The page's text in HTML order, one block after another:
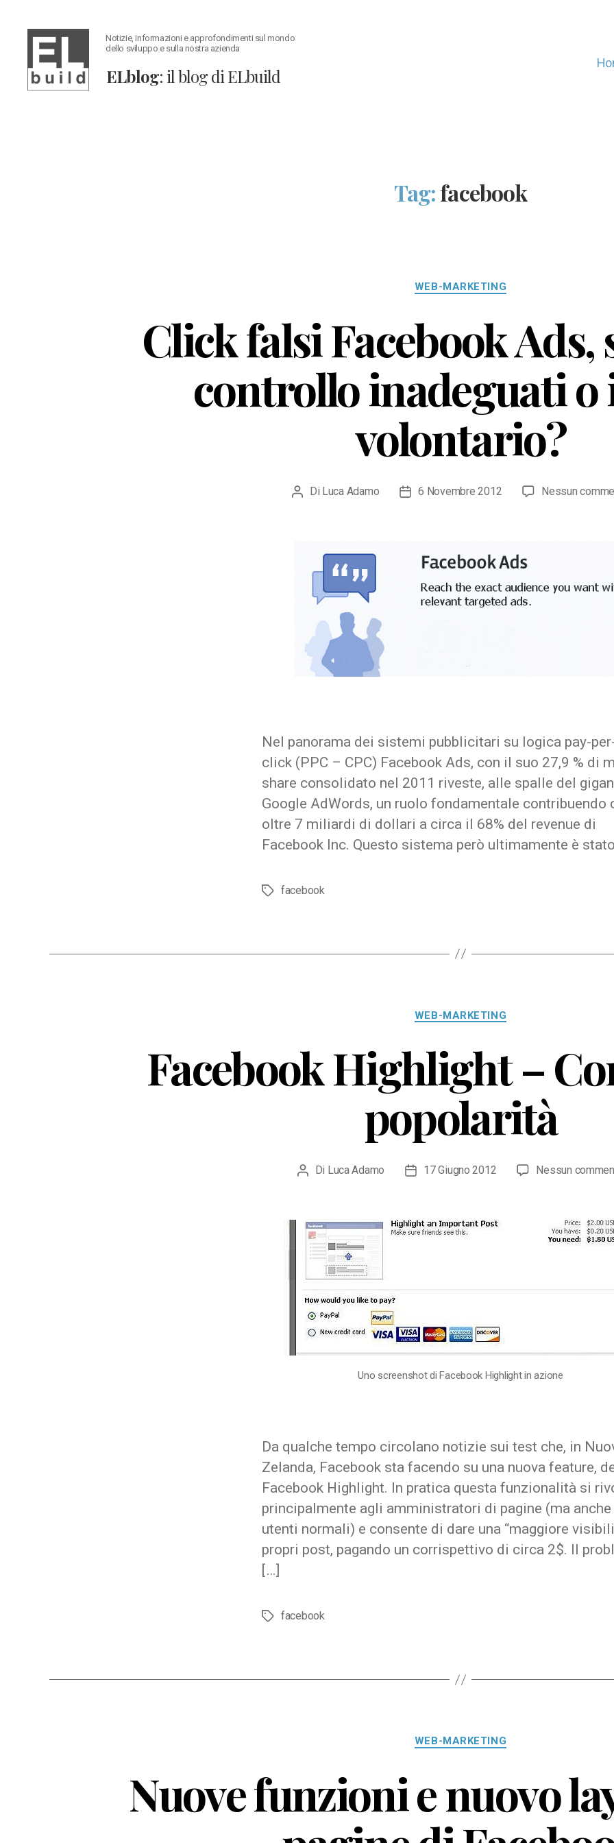
Notizie, informazioni e approfondimenti sul mondo
dello sviluppo e sulla nostra azienda
ELblog: il blog di ELbuild
Tag:facebook
Categorie
WEB-MARKETING
Click falsi Facebook Ads,
controllo inadeguati o
volontario?
Autore
Di Luca Adamo
Data6 Novembre 2012 Nessun
Nel panorama dei sistemi pubblicitari su logica pay-
click (PPC – CPC) Facebook Ads, con il suo 27,9 % di
share consolidato nel 2011 riveste, alle spalle del
Google AdWords, un ruolo fondamentale contribuendo
oltre 7 miliardi di dollari a circa il 68% del revenue di
Facebook Inc. Questo sistema però ultimamente è
Tag facebook
Categorie
WEB-MARKETING
Facebook Highlight –
popolarità
Autore
Di Luca Adamo
Data17 Giugno 2012 Nessun
Uno screenshot di Facebook Highlight in azione
Da qualche tempo circolano notizie sui test che, in
Zelanda, Facebook sta facendo su una nuova feature,
Facebook Highlight. In pratica questa funzionalità si
principalmente agli amministratori di pagine (ma anche
utenti normali) e consente di dare una “maggiore
propri post, pagando un corrispettivo di circa 2$. Il
[…]
Tag facebook
Categorie
WEB-MARKETING
Nuove funzioni e nuovo